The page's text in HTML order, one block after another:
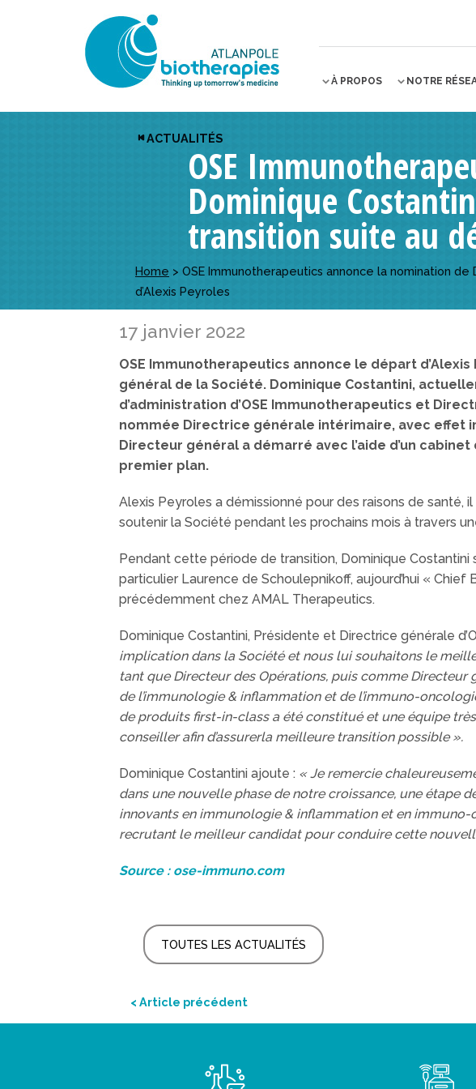
À PROPOS NOTRE
ACTUALITÉS
OSE
Dominique
transition suite au
Home > OSE Immunotherapeutics annonce la nomination
d’Alexis Peyroles
17 janvier 2022
OSE Immunotherapeutics annonce le départ
général de la Société. Dominique Costantini,
d’administration d’OSE Immunotherapeutics et
nommée Directrice générale intérimaire, avec effet
Directeur général a démarré avec l’aide d’un
premier plan.
Alexis Peyroles a démissionné pour des raisons de santé,
soutenir la Société pendant les prochains mois à travers
Pendant cette période de transition, Dominique Costantini
particulier Laurence de Schoulepnikoff, aujourd’hui «
précédemment chez AMAL Therapeutics.
Dominique Costantini, Présidente et Directrice générale
implication dans la Société et nous lui souhaitons le
tant que Directeur des Opérations, puis comme
del’immunologie & inflammation et de l’immuno-
de produits first-in-class a été constitué et une équipe
conseiller afin d’assurerla meilleure transition possible ».
Dominique Costantini ajoute : « Je remercie
dans une nouvelle phase de notre croissance, une étape
innovants en immunologie & inflammation et en
recrutant le meilleur candidat pour conduire cette
Source : ose-immuno.com
TOUTES LES ACTUALITÉS
< Article précédent